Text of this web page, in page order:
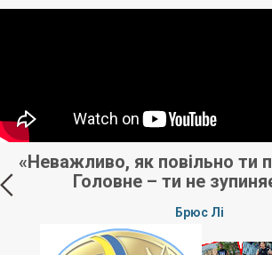
«Неважливо, як повільно ти
Головне – ти не
Брюс Лі